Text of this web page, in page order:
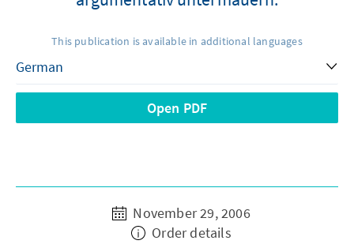
This publication is available in additional languages
Open PDF
November 29, 2006
Order details